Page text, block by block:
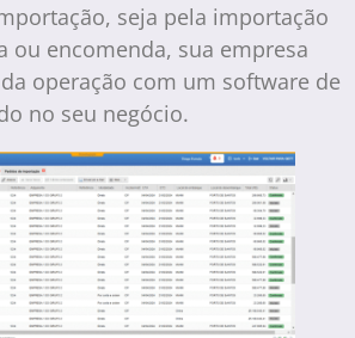
seja pela importação
ou encomenda, sua empresa
operação com um software de
no seu negócio.